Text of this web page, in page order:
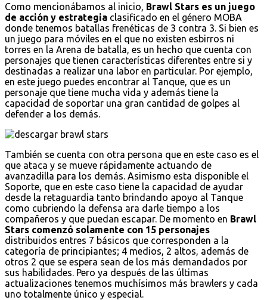
Como mencionábamos al inicio, Brawl Stars es un juego
de acción y estrategia clasificado en el género MOBA
donde tenemos batallas frenéticas de 3 contra 3. Si bien es
un juego para móviles en el que no existen esbirros ni
torres en la Arena de batalla, es un hecho que cuenta con
personajes que tienen características diferentes entre si y
destinadas a realizar una labor en particular. Por ejemplo,
en este juego puedes encontrar al Tanque, que es un
personaje que tiene mucha vida y además tiene la
capacidad de soportar una gran cantidad de golpes al
defender a los demás.
También se cuenta con otra persona que en este caso es el
que ataca y se mueve rápidamente actuando de
avanzadilla para los demás. Asimismo esta disponible el
Soporte, que en este caso tiene la capacidad de ayudar
desde la retaguardia tanto brindando apoyo al Tanque
como cubriendo la defensa ara darle tiempo a los
compañeros y que puedan escapar. De momento en Brawl
Stars comenzó solamente con 15 personajes
distribuidos entres 7 básicos que corresponden a la
categoría de principiantes; 4 medios, 2 altos, además de
otros 2 que se espera sean de los más demandados por
sus habilidades. Pero ya después de las últimas
actualizaciones tenemos muchísimos más brawlers y cada
uno totalmente único y especial.